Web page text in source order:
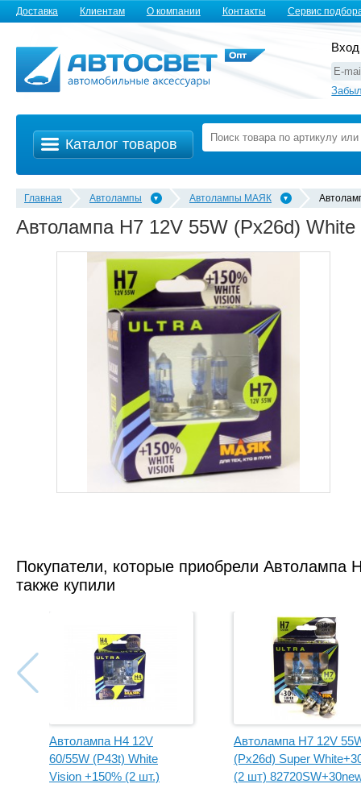
Доставка Клиентам О компании Контакты Сервис
Каталог товаров
Главная Автолампы Автолампы MАЯК
Автолампа H7 12V 55W (Px26d)
Покупатели, которые приобрели
также купили
Автолампа H4 12V
60/55W (Р43t) White
Vision +150% (2 шт.)
Автолампа H7 12V
(Px26d) Super
(2 шт)